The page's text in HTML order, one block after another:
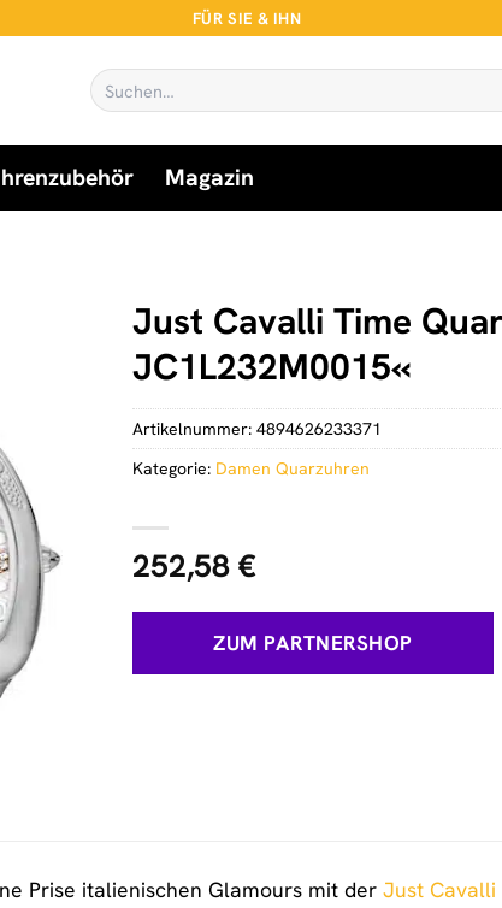
FÜR SIE & IHN
Suchen
nach:
Magazin
Just Cavalli Time
JC1L232M0015«
252,58 €
ZUM PARTNERSHOP
Artikelnummer: 4894626233371
Kategorie: Damen Quarzuhren
Prise italienischen Glamours mit der Just Cavalli